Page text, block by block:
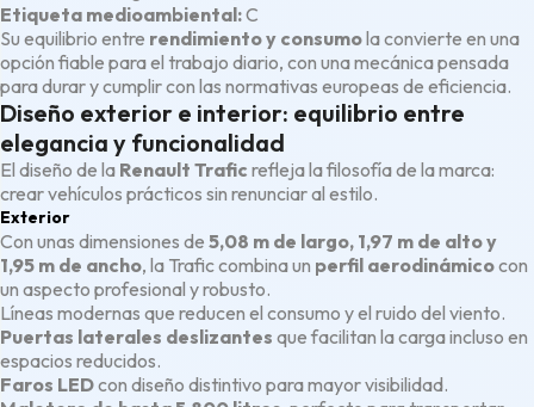
Etiqueta medioambiental:C
Su equilibrio entre rendimiento y consumola convierte en una
opción fiable para el trabajo diario, con una mecánica pensada
para durar y cumplir con las normativas europeas de eficiencia.
Diseño exterior e interior: equilibrio entre
elegancia y funcionalidad
El diseño de la Renault Trafic refleja la filosofía de la marca:
crear vehículos prácticos sin renunciar al estilo.
Exterior
Con unas dimensiones de 5,08 m de largo, 1,97 m de alto y
1,95 m de ancho, la Trafic combina un perfil aerodinámicocon
un aspecto profesional y robusto.
Líneas modernas que reducen el consumo y el ruido del viento.
Puertas laterales deslizantes que facilitan la carga incluso en
espacios reducidos.
Faros LEDcon diseño distintivo para mayor visibilidad.